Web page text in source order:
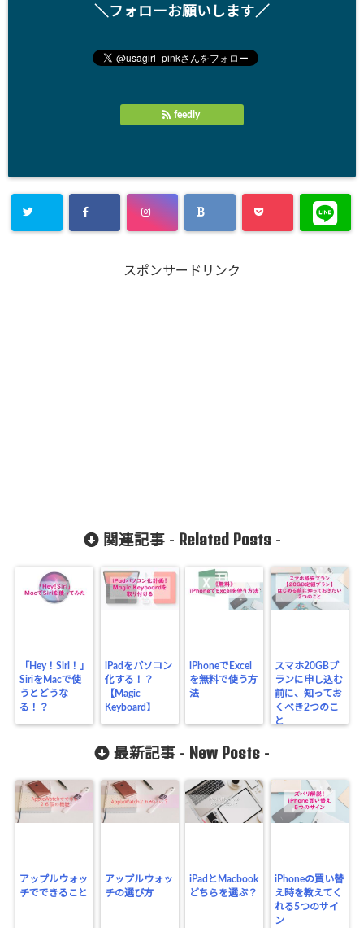
＼フォローお願いします／
feedly
スポンサードリンク
関連記事 - Related Posts-
「Hey！Siri！」
SiriをMacで使
うとどうな
る！？
iPadをパソコン
化する！？
【Magic
Keyboard】
iPhoneでExcel
を無料で使う方
法
スマホ20GBプ
ランに申し込む
前に、知ってお
くべき2つのこ
と
最新記事 - New Posts -
アップルウォッ
チでできること
アップルウォッ
チの選び方
iPadとMacbook
どちらを選ぶ？
iPhoneの買い替
え時を教えてく
れる5つのサイ
ン